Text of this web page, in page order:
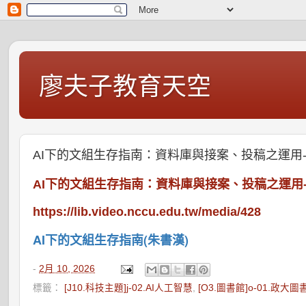
廖夫子教育天空
AI下的文組生存指南：資料庫與接案、投稿之運
AI下的文組生存指南：資料庫與接案、投稿之運
https://lib.video.nccu.edu.tw/media/428
AI下的文組生存指南(朱書漢)
-2月 10, 2026
標籤： [J10.科技主題]j-02.AI人工智慧, [O3.圖書館]o-01.政大圖